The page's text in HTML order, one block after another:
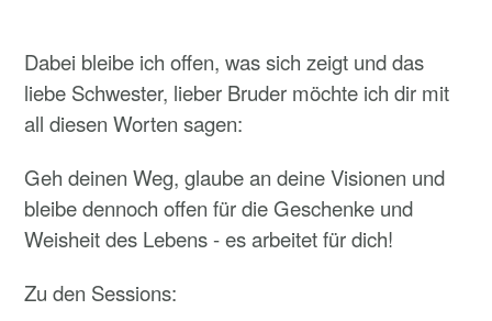
Dabei bleibe ich offen, was sich zeigt und das
liebe Schwester, lieber Bruder möchte ich dir mit
all diesen Worten sagen:
Geh deinen Weg, glaube an deine Visionen und
bleibe dennoch offen für die Geschenke und
Weisheit des Lebens - es arbeitet für dich!
Zu den Sessions: